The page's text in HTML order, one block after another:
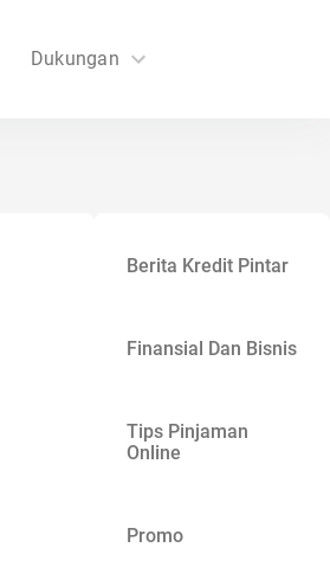
Dukungan
Berita Kredit Pintar
Finansial Dan Bisnis
Tips Pinjaman
Online
Promo